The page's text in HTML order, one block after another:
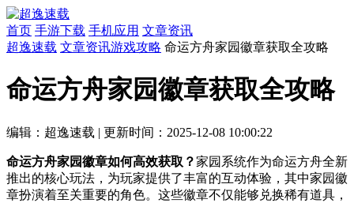
首页 手游下载 手机应用 文章资讯
超逸速载 文章资讯游戏攻略 命运方舟家园徽章获取全攻略
命运方舟家园徽章获取全攻略
编辑：超逸速载 | 更新时间：2025-12-08 10:00:22
命运方舟家园徽章如何高效获取？家园系统作为命运方舟全新
推出的核心玩法，为玩家提供了丰富的互动体验，其中家园徽
章扮演着至关重要的角色。这些徽章不仅能够兑换稀有道具，